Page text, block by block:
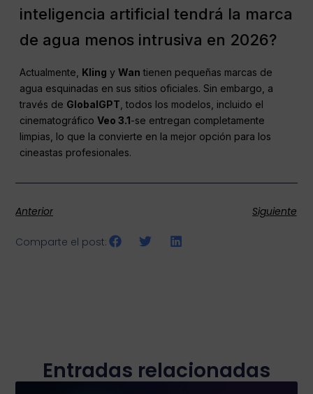
inteligencia artificial tendrá la marca
de agua menos intrusiva en 2026?
Actualmente, Kling yWan tienen pequeñas marcas de
agua esquinadas en sus sitios oficiales. Sin embargo, a
través de GlobalGPT , todos los modelos, incluido el
cinematográficoVeo 3.1-se entregan completamente
limpias, lo que la convierte en la mejor opción para los
cineastas profesionales.
Anterior Siguiente
Comparte el post:
Entradas relacionadas